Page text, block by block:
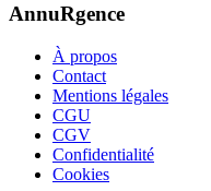
AnnuRgence
À propos
Contact
Mentions légales
CGU
CGV
Confidentialité
Cookies